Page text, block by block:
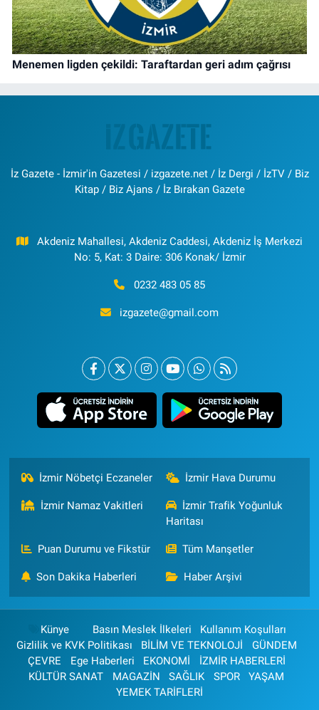
Menemen ligden çekildi: Taraftardan geri adım çağrısı
İz Gazete - İzmir'in Gazetesi / izgazete.net / İz Dergi / İzTV / Biz
Kitap / Biz Ajans / İz Bırakan Gazete
Akdeniz Mahallesi, Akdeniz Caddesi, Akdeniz İş Merkezi
No: 5, Kat: 3 Daire: 306 Konak/ İzmir
0232 483 05 85
izgazete@gmail.com
İzmir Nöbetçi Eczaneler İzmir Hava Durumu
İzmir Namaz Vakitleri
İzmir Trafik Yoğunluk
Haritası
Puan Durumu ve Fikstür Tüm Manşetler
Son Dakika Haberleri Haber Arşivi
Künye Basın Meslek İlkeleri
Kullanım Koşulları
Gizlilik ve KVK Politikası
BİLİM VE TEKNOLOJİ
GÜNDEM
ÇEVRE
Ege Haberleri EKONOMİ
İZMİR HABERLERİ
KÜLTÜR SANAT
MAGAZİN SAĞLIK SPOR
YAŞAM
YEMEK TARİFLERİ